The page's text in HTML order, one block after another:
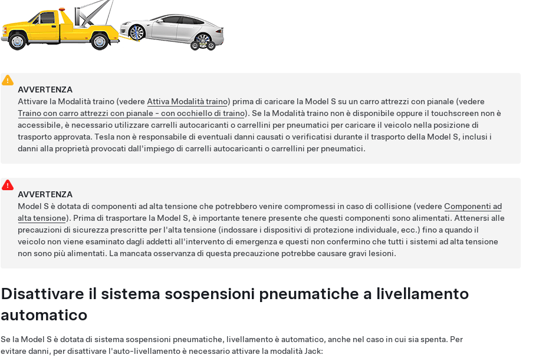
AVVERTENZA
Attivare la Modalità traino (vedere Attiva Modalità traino) prima di caricare la Model S su un carro attrezzi con pianale (vedere
Traino con carro attrezzi con pianale - con occhiello di traino). Se la Modalità traino non è disponibile oppure il touchscreen non è
accessibile, è necessario utilizzare carrelli autocaricanti o carrellini per pneumatici per caricare il veicolo nella posizione di
trasporto approvata. Tesla non è responsabile di eventuali danni causati o verificatisi durante il trasporto della Model S, inclusi i
danni alla proprietà provocati dall'impiego di carrelli autocaricanti o carrellini per pneumatici.
AVVERTENZA
Model S è dotata di componenti ad alta tensione che potrebbero venire compromessi in caso di collisione (vedere Componenti ad
alta tensione). Prima di trasportare la Model S, è importante tenere presente che questi componenti sono alimentati. Attenersi alle
precauzioni di sicurezza prescritte per l'alta tensione (indossare i dispositivi di protezione individuale, ecc.) fino a quando il
veicolo non viene esaminato dagli addetti all'intervento di emergenza e questi non confermino che tutti i sistemi ad alta tensione
non sono più alimentati. La mancata osservanza di questa precauzione potrebbe causare gravi lesioni.
Disattivare il sistema sospensioni pneumatiche a livellamento
automatico
Se la Model S è dotata di sistema sospensioni pneumatiche, livellamento è automatico, anche nel caso in cui sia spenta. Per
evitare danni, per disattivare l'auto-livellamento è necessario attivare la modalità Jack: